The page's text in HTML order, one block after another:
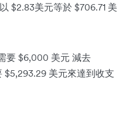
$2.83美元等於 $706.71 美
要 $6,000 美元 減去
$5,293.29 美元來達到收支